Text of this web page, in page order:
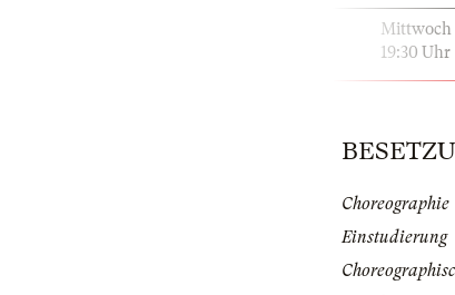
Mittwoch
19:30 Uhr
Choreographie
Einstudierung